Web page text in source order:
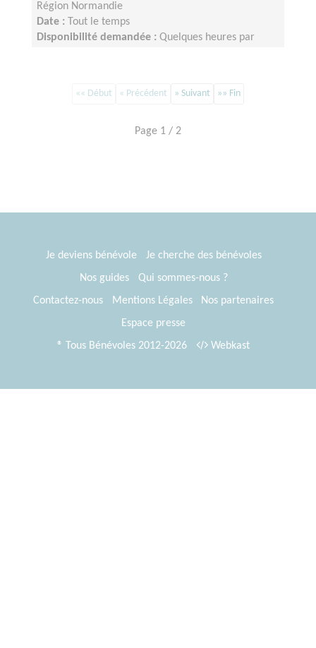
Région Normandie
Date :
Tout le temps
Disponibilité demandée : Quelques heures par
«« Début « Précédent » Suivant »» Fin
Page 1 / 2
Je deviens bénévole
Je cherche des bénévoles
Nos guides
Qui sommes-nous ?
Contactez-nous
Mentions Légales
Nos partenaires
Espace presse
® Tous Bénévoles 2012-2026
Webkast